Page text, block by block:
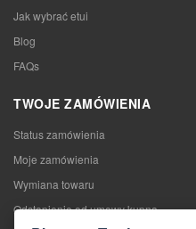
Jak wybrać etui
Blog
FAQs
TWOJE ZAMÓWIENIA
Status zamówienia
Moje zamówienia
Wymiana towaru
Odstąpienie od umowy kupna